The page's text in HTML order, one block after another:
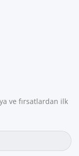
ve fırsatlardan ilk